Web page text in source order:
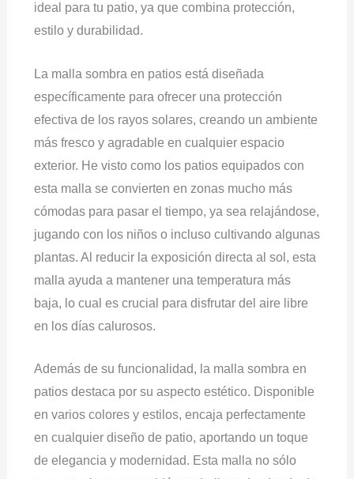
ideal para tu patio, ya que combina protección,
estilo y durabilidad.
La malla sombra en patios está diseñada
específicamente para ofrecer una protección
efectiva de los rayos solares, creando un ambiente
más fresco y agradable en cualquier espacio
exterior. He visto como los patios equipados con
esta malla se convierten en zonas mucho más
cómodas para pasar el tiempo, ya sea relajándose,
jugando con los niños o incluso cultivando algunas
plantas. Al reducir la exposición directa al sol, esta
malla ayuda a mantener una temperatura más
baja, lo cual es crucial para disfrutar del aire libre
en los días calurosos.
Además de su funcionalidad, la malla sombra en
patios destaca por su aspecto estético. Disponible
en varios colores y estilos, encaja perfectamente
en cualquier diseño de patio, aportando un toque
de elegancia y modernidad. Esta malla no sólo